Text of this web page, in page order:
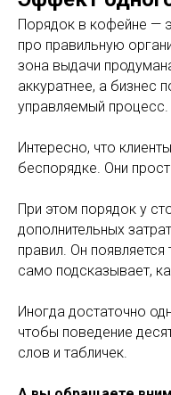
Порядок в кофейне —
про правильную
зона выдачи
аккуратнее, а бизнес
управляемый процесс.
Интересно, что
беспорядке. Они
При этом порядок у
дополнительных
правил. Он
само подсказывает,
Иногда достаточно
чтобы поведение
слов и табличек.
Данные ИП
ИНН: 121529554399
ОГРН: 321121500004132
Мы на